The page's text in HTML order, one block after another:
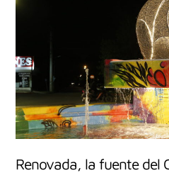
Renovada, la fuente del